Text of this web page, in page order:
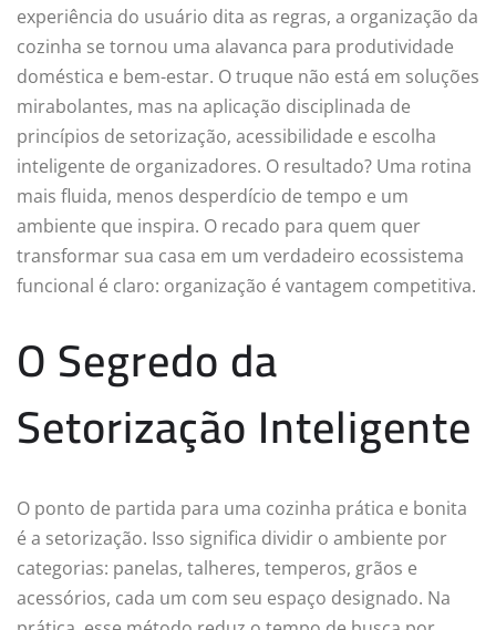
experiência do usuário dita as regras, a organização da
cozinha se tornou uma alavanca para produtividade
doméstica e bem-estar. O truque não está em soluções
mirabolantes, mas na aplicação disciplinada de
princípios de setorização, acessibilidade e escolha
inteligente de organizadores. O resultado? Uma rotina
mais fluida, menos desperdício de tempo e um
ambiente que inspira. O recado para quem quer
transformar sua casa em um verdadeiro ecossistema
funcional é claro: organização é vantagem competitiva.
O Segredo da
Setorização Inteligente
O ponto de partida para uma cozinha prática e bonita
é a setorização. Isso significa dividir o ambiente por
categorias: panelas, talheres, temperos, grãos e
acessórios, cada um com seu espaço designado. Na